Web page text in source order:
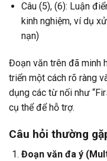
Câu (5), (6): Luận
kinh nghiệm, ví dụ
nạn)
Đoạn văn trên đã minh
triển một cách rõ ràng
dụng các từ nối như
cụ thể để hỗ trợ.
Câu hỏi thường
Đoạn văn đa ý